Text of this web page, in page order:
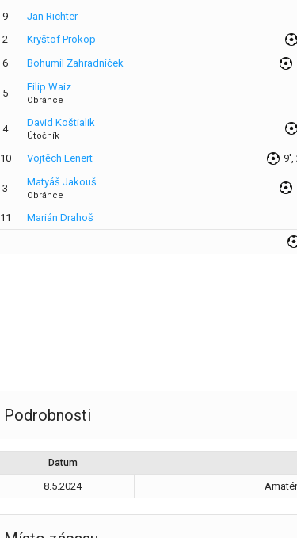
9
Jan Richter
2
Kryštof Prokop
6
Bohumil Zahradníček
5
Filip Waiz
Obránce
4
David Koštialik
Útočník
10 Vojtěch Lenert 9',
3
Matyáš Jakouš
Obránce
11
Marián Drahoš
Podrobnosti
Datum
8.5.2024